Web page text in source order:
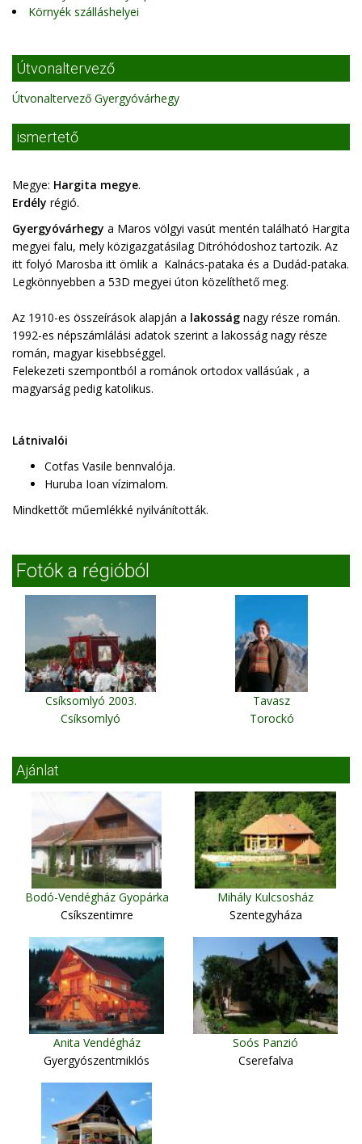
Környék szálláshelyei
Útvonaltervező
Útvonaltervező Gyergyóvárhegy
ismertető
Megye: Hargita megye.
Erdély régió.
Gyergyóvárhegy a Maros völgyi vasút mentén található Hargita
megyei falu, mely közigazgatásilag Ditróhódoshoz tartozik. Az
itt folyó Marosba itt ömlik a Kalnács-pataka és a Dudád-pataka.
Legkönnyebben a 53D megyei úton közelíthető meg.
Az 1910-es összeírások alapján a lakosság nagy része román.
1992-es népszámlálási adatok szerint a lakosság nagy része
román, magyar kisebbséggel.
Felekezeti szempontból a románok ortodox vallásúak , a
magyarság pedig katolikus.
Látnivalói
Cotfas Vasile bennvalója.
Huruba Ioan vízimalom.
Mindkettőt műemlékké nyilvánították.
Fotók a régióból
Csíksomlyó 2003.
Csíksomlyó
Tavasz
Torockó
Ajánlat
Bodó-Vendégház Gyopárka
Csíkszentimre
Mihály Kulcsosház
Szentegyháza
Anita Vendégház
Gyergyószentmiklós
Soós Panzió
Cserefalva